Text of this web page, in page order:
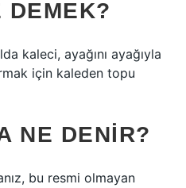
DEMEK?
kaleci, ayağını ayağıyla
için kaleden topu
NE DENIR?
bu resmi olmayan